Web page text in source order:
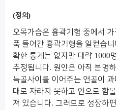
(정의)
오목가슴은 흉곽기형 중에서
푹 들어간 흉곽기형을 일컫습니
확한 통계는 없지만 대략 1000
추정됩니다. 원인은 아직 분명
늑골사이를 이어주는 연골이
대로 자라지 못하고 안으로 함
져 있습니다. 그러므로 성장하